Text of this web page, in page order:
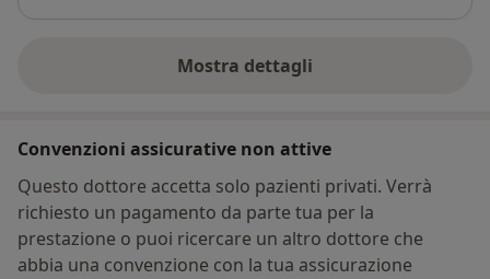
Mostra dettagli
sull'indirizzo
Convenzioni assicurative non attive
Questo dottore accetta solo pazienti privati. Verrà
richiesto un pagamento da parte tua per la
prestazione o puoi ricercare un altro dottore che
abbia una convenzione con la tua assicurazione